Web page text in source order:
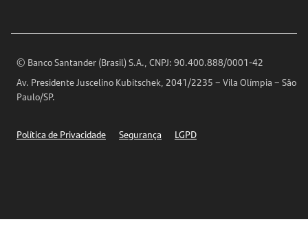
Encontre nossas agências
Horários de Atendimento
Telefones
© Banco Santander (Brasil) S.A., CNPJ: 90.400.888/0001-42
Av. Presidente Juscelino Kubitschek, 2041/2235 – Vila Olímpia – São
Paulo/SP.
Política de Privacidade Segurança LGPD